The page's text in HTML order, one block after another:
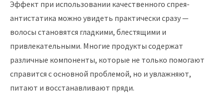
Эффект при использовании качественного спрея-
антистатика можно увидеть практически сразу —
волосы становятся гладкими, блестящими и
привлекательными. Многие продукты содержат
различные компоненты, которые не только помогают
справится с основной проблемой, но и увлажняют,
питают и восстанавливают пряди.